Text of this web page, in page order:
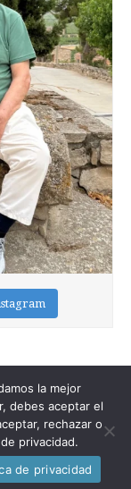
.
la mejor
debes aceptar el
rechazar o
privacidad.
de privacidad